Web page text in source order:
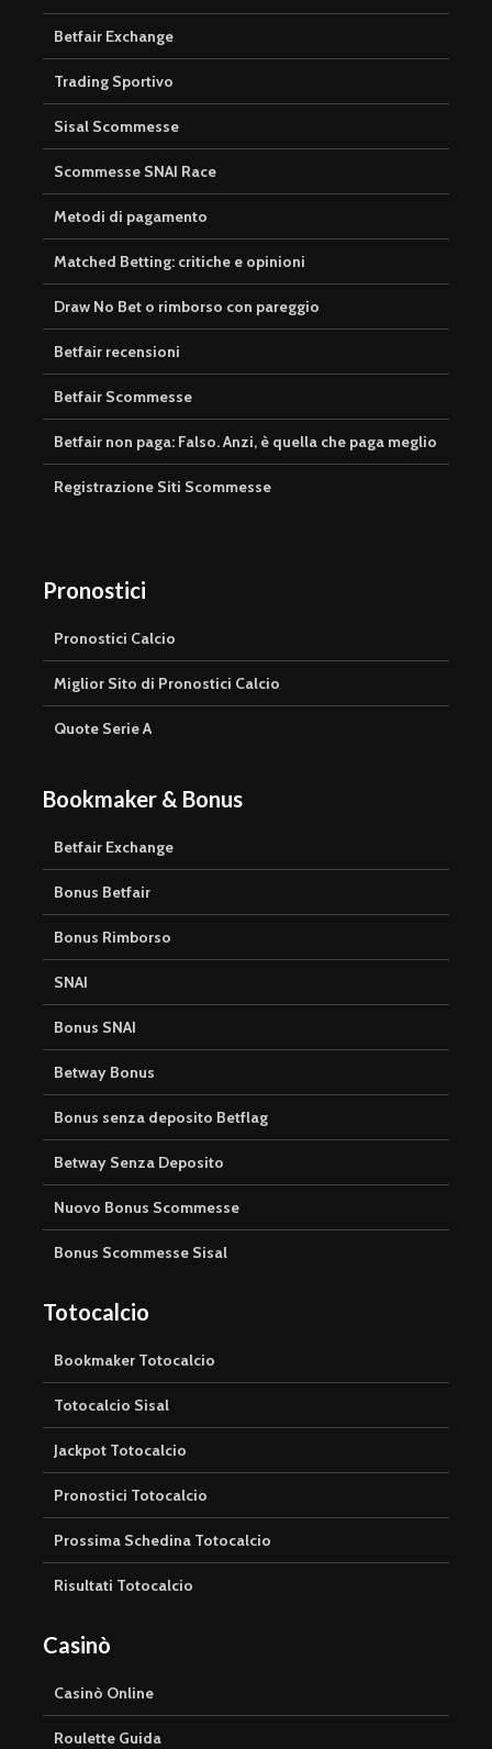
Betfair Exchange
Trading Sportivo
Sisal Scommesse
Scommesse SNAI Race
Metodi di pagamento
Matched Betting: critiche e opinioni
Draw No Bet o rimborso con pareggio
Betfair recensioni
Betfair Scommesse
Betfair non paga: Falso. Anzi, è quella che paga meglio
Registrazione Siti Scommesse
Pronostici
Pronostici Calcio
Miglior Sito di Pronostici Calcio
Quote Serie A
Bookmaker & Bonus
Betfair Exchange
Bonus Betfair
Bonus Rimborso
SNAI
Bonus SNAI
Betway Bonus
Bonus senza deposito Betflag
Betway Senza Deposito
Nuovo Bonus Scommesse
Bonus Scommesse Sisal
Totocalcio
Bookmaker Totocalcio
Totocalcio Sisal
Jackpot Totocalcio
Pronostici Totocalcio
Prossima Schedina Totocalcio
Risultati Totocalcio
Casinò
Casinò Online
Roulette Guida